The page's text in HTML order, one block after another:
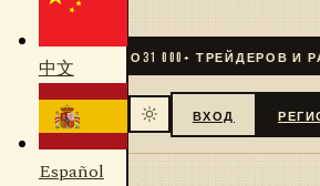
СООБЩЕСТВО31 000+ ТРЕЙДЕРОВ И
中文
Español
ВХОД